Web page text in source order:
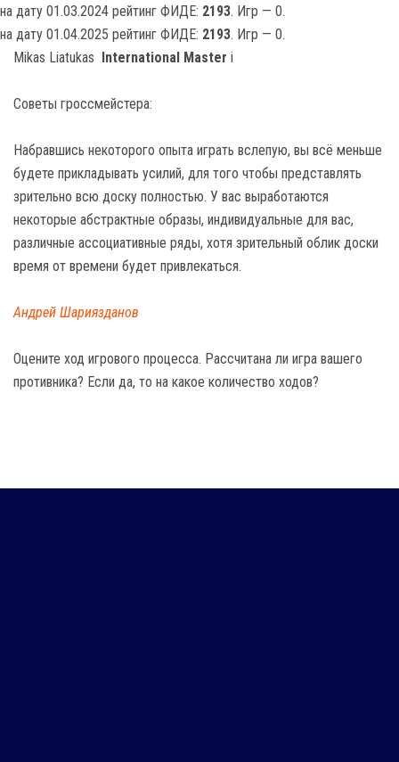
на дату 01.03.2024 рейтинг ФИДЕ: 2193. Игр — 0.
на дату 01.04.2025 рейтинг ФИДЕ: 2193. Игр — 0.
Mikas Liatukas International Master i
Советы гроссмейстера:
Набравшись некоторого опыта играть вслепую, вы всё меньше
будете прикладывать усилий, для того чтобы представлять
зрительно всю доску полностью. У вас выработаются
некоторые абстрактные образы, индивидуальные для вас,
различные ассоциативные ряды, хотя зрительный облик доски
время от времени будет привлекаться.
Андрей Шариязданов
Оцените ход игрового процесса. Рассчитана ли игра вашего
противника? Если да, то на какое количество ходов?